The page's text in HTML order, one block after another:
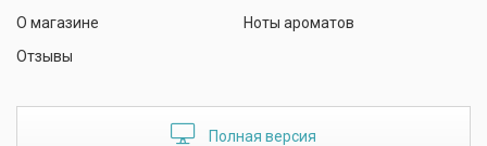
О магазине
Отзывы
Ноты ароматов
Полная версия